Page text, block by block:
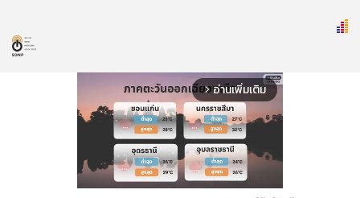
arrow_forward_ios อ่านเพิ่มเติม